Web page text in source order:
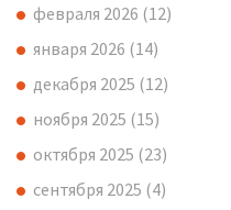
февраля 2026 (12)
января 2026 (14)
декабря 2025 (12)
ноября 2025 (15)
октября 2025 (23)
сентября 2025 (4)